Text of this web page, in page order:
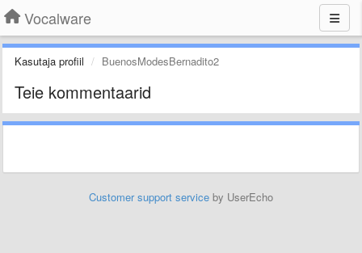
Vocalware
Kasutaja profiil BuenosModesBernadito2
Teie kommentaarid
Customer support service by UserEcho